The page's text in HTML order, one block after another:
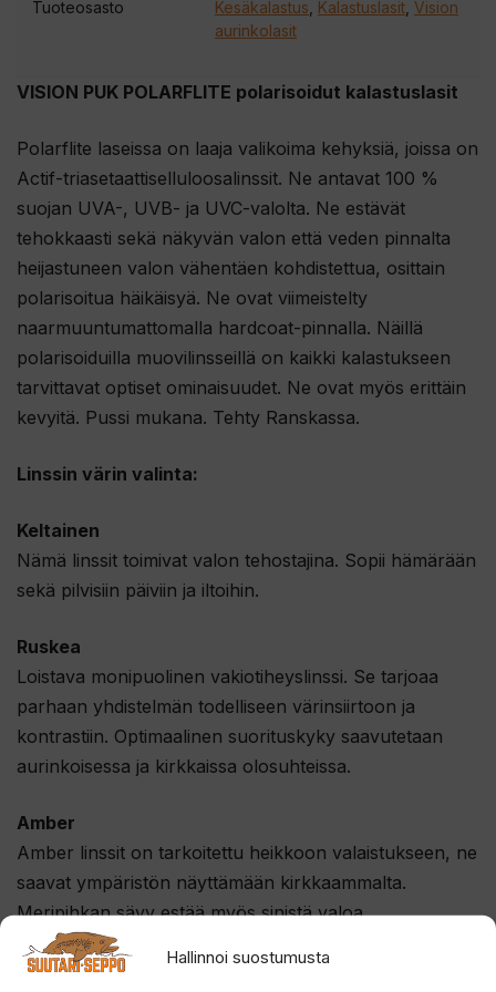
Hallinnoi suostumusta
VISION PUK POLARFLITE polarisoidut kalastuslasit
Polarflite laseissa on laaja valikoima kehyksiä, joissa on
Actif-triasetaattiselluloosalinssit. Ne antavat 100 %
suojan UVA-, UVB- ja UVC-valolta. Ne estävät
tehokkaasti sekä näkyvän valon että veden pinnalta
heijastuneen valon vähentäen kohdistettua, osittain
polarisoitua häikäisyä. Ne ovat viimeistelty
naarmuuntumattomalla hardcoat-pinnalla. Näillä
polarisoiduilla muovilinsseillä on kaikki kalastukseen
tarvittavat optiset ominaisuudet. Ne ovat myös erittäin
kevyitä. Pussi mukana. Tehty Ranskassa.
Linssin värin valinta:
Keltainen
Nämä linssit toimivat valon tehostajina. Sopii hämärään
sekä pilvisiin päiviin ja iltoihin.
Ruskea
Loistava monipuolinen vakiotiheyslinssi. Se tarjoaa
parhaan yhdistelmän todelliseen värinsiirtoon ja
kontrastiin. Optimaalinen suorituskyky saavutetaan
aurinkoisessa ja kirkkaissa olosuhteissa.
Amber
Amber linssit on tarkoitettu heikkoon valaistukseen, ne
saavat ympäristön näyttämään kirkkaammalta.
Meripihkan sävy estää myös sinistä valoa.
Tuoteosasto Kesäkalastus, Kalastuslasit, Vision
aurinkolasit